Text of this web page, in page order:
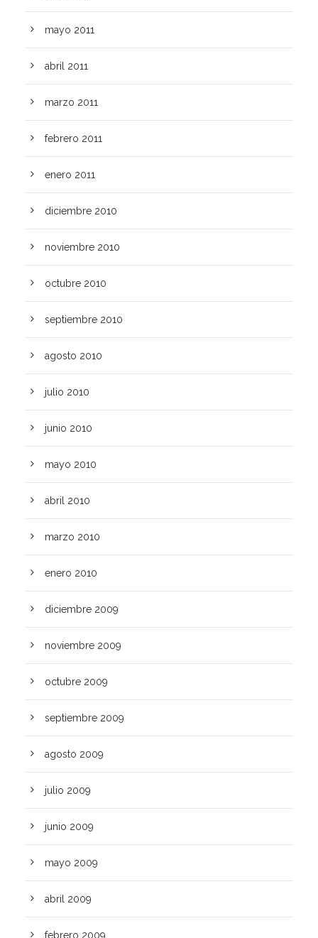
mayo 2011
abril 2011
marzo 2011
febrero 2011
enero 2011
diciembre 2010
noviembre 2010
octubre 2010
septiembre 2010
agosto 2010
julio 2010
junio 2010
mayo 2010
abril 2010
marzo 2010
enero 2010
diciembre 2009
noviembre 2009
octubre 2009
septiembre 2009
agosto 2009
julio 2009
junio 2009
mayo 2009
abril 2009
febrero 2009